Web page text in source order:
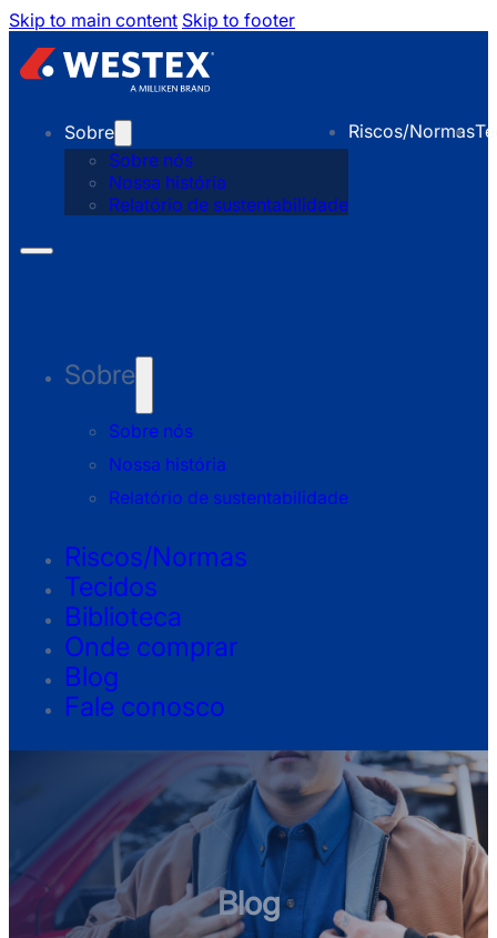
Skip to main content Skip to footer
Sobre
Sobre nós
Nossa história
Relatório de sustentabilidade
Riscos/Normas
Sobre
Sobre nós
Nossa história
Relatório de sustentabilidade
Riscos/Normas
Tecidos
Biblioteca
Onde comprar
Blog
Fale conosco
Blog